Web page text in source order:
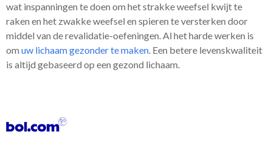
wat inspanningen te doen om het strakke weefsel kwijt te
raken en het zwakke weefsel en spieren te versterken door
middel van de revalidatie-oefeningen. Al het harde werken is
om uw lichaam gezonder te maken. Een betere levenskwaliteit
is altijd gebaseerd op een gezond lichaam.